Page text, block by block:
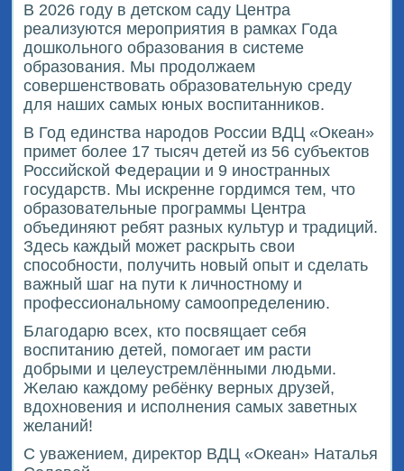
В 2026 году в детском саду Центра
реализуются мероприятия в рамках Года
дошкольного образования в системе
образования. Мы продолжаем
совершенствовать образовательную среду
для наших самых юных воспитанников.
В Год единства народов России ВДЦ «Океан»
примет более 17 тысяч детей из 56 субъектов
Российской Федерации и 9 иностранных
государств. Мы искренне гордимся тем, что
образовательные программы Центра
объединяют ребят разных культур и традиций.
Здесь каждый может раскрыть свои
способности, получить новый опыт и сделать
важный шаг на пути к личностному и
профессиональному самоопределению.
Благодарю всех, кто посвящает себя
воспитанию детей, помогает им расти
добрыми и целеустремлёнными людьми.
Желаю каждому ребёнку верных друзей,
вдохновения и исполнения самых заветных
желаний!
С уважением, директор ВДЦ «Океан» Наталья